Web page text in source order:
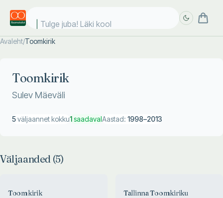
Tulge juba! Läki kooli!
Avaleht/Toomkirik
Toomkirik
Sulev Mäeväli
5väljaannet kokku1saadavalAastad: 1998–2013
Väljaanded (5)
Toomkirik
Tallinna Toomkiriku